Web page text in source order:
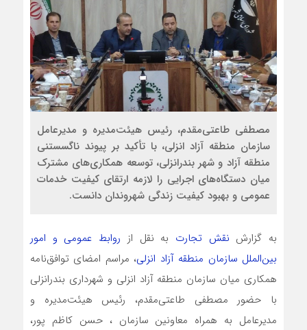
مصطفی طاعتی‌مقدم، رئیس هیئت‌مدیره و مدیرعامل
سازمان منطقه آزاد انزلی، با تأکید بر پیوند ناگسستنی
منطقه آزاد و شهر بندرانزلی، توسعه همکاری‌های مشترک
میان دستگاه‌های اجرایی را لازمه ارتقای کیفیت خدمات
عمومی و بهبود کیفیت زندگی شهروندان دانست.
به گزارش نقش تجارت به نقل از روابط عمومی و امور
بین‌الملل سازمان منطقه آزاد انزلی، مراسم امضای توافق‌نامه
همکاری میان سازمان منطقه آزاد انزلی و شهرداری بندرانزلی
با حضور مصطفی طاعتی‌مقدم، رئیس هیئت‌مدیره و
مدیرعامل به همراه معاونین سازمان ، حسن کاظم پور،